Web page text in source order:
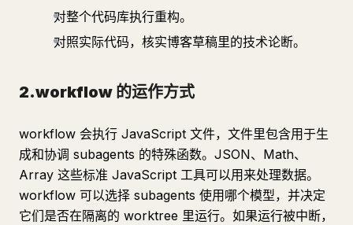
对整个代码库执行重构。
对照实际代码，核实博客草稿里的技术论断。
2.workflow 的运作方式
workflow 会执行 JavaScript 文件，文件里包含用于生
成和协调 subagents 的特殊函数。JSON、Math、
Array 这些标准 JavaScript 工具可以用来处理数据。
workflow 可以选择 subagents 使用哪个模型，并决定
它们是否在隔离的 worktree 里运行。如果运行被中断，